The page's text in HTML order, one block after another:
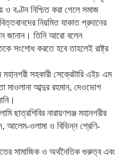
বণ্টন নিশ্চিত করা গেলে সমাজ
নিয়মিত যাকাত প্রদানের
জানান। তিনি আরো বলেন
সংশোধ করতে হবে তাহলেই রাষ্ট্র
সহকারী সেক্রেটারি এইচ এম
মাওলানা আব্দুর রহমান, দেওভোগ
ছাত্রশিবির নারায়ণগঞ্জ মহানগরীর
আলেম-ওলামা ও বিভিন্ন শ্রেণি-
সামাজিক ও অর্থনৈতিক গুরুত্ব এবং